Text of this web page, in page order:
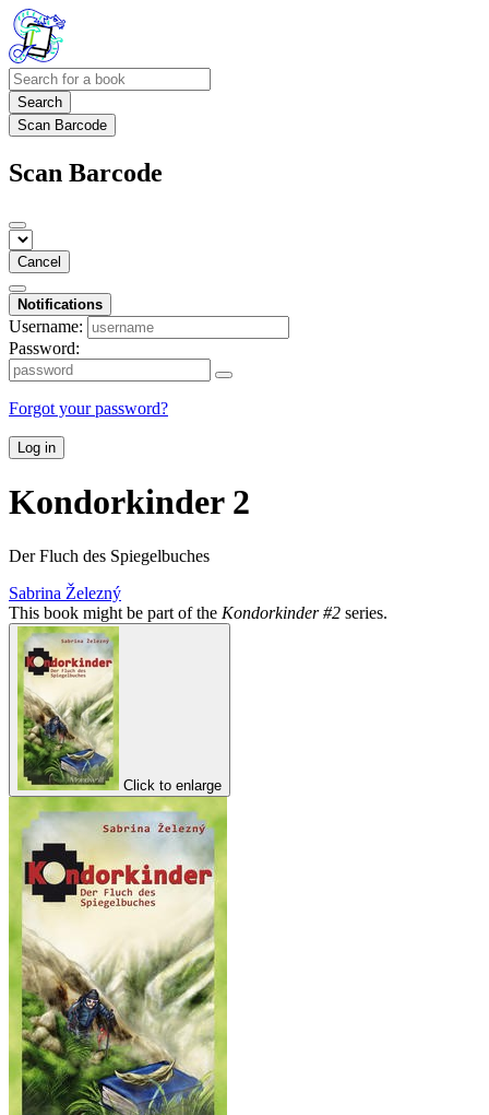
Search
Scan Barcode
Scan Barcode
Cancel
Notifications
Username:
Password:
Forgot your password?
Log in
Kondorkinder 2
Der Fluch des Spiegelbuches
Sabrina Železný
This book might be part of the Kondorkinder #2 series.
Click to enlarge